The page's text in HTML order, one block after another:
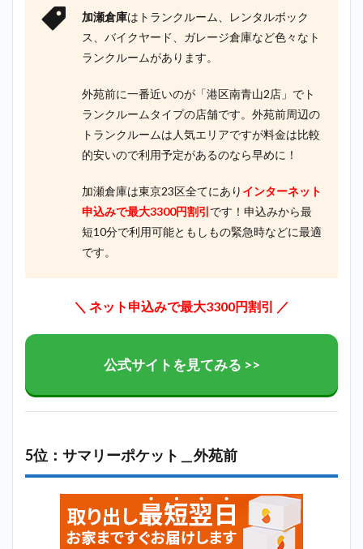
加瀬倉庫はトランクルーム、レンタルボック
ス、バイクヤード、ガレージ倉庫など色々なト
ランクルームがあります。
外苑前に一番近いのが「港区南青山2店 」でト
ランクルームタイプの店舗です。外苑前周辺の
トランクルームは人気エリアですが料金は比較
的安いので利用予定があるのなら早めに！
加瀬倉庫は東京23区全てにあり インターネット
申込みで最大3300円割引です！申込みから最
短10分で利用可能ともしもの緊急時などに最適
です。
＼ ネット申込みで最大3300円割引 ／
公式サイトを見てみる >>
5位：サマリーポケット＿外苑前